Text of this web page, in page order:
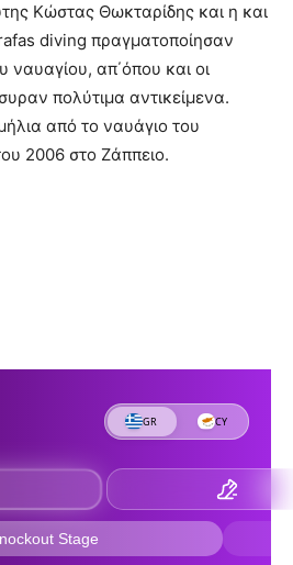
Κώστας Θωκταρίδης και η και
diving πραγματοποίησαν
ναυαγίου, απ΄όπου και οι
πολύτιμα αντικείμενα.
από το ναυάγιο του
2006 στο Ζάππειο.